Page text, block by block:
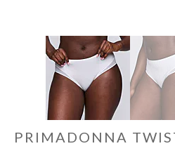
Over ons
Cadeaubon
PRIMADONNA